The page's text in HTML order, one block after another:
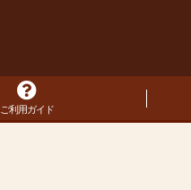
ご利用ガイド